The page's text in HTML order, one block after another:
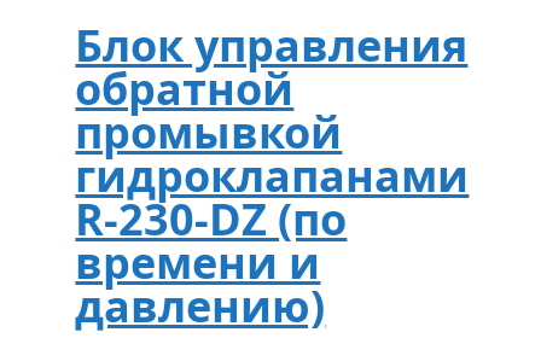
Блок управления
обратной
промывкой
гидроклапанами
R-230-DZ (по
времени и
давлению)